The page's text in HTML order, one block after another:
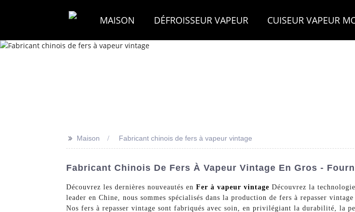
MAISON DÉFROISSEUR VAPEUR CUISEUR VAPEUR
>> Maison Fabricant chinois de fers à vapeur vintage
Fabricant Chinois De Fers À Vapeur Vintage En Gros -
Découvrez les dernières nouveautés en Fer à vapeur vintage Découvrez la
leader en Chine, nous sommes spécialisés dans la production de fers à repasser
Nos fers à repasser vintage sont fabriqués avec soin, en privilégiant la durabilité, la